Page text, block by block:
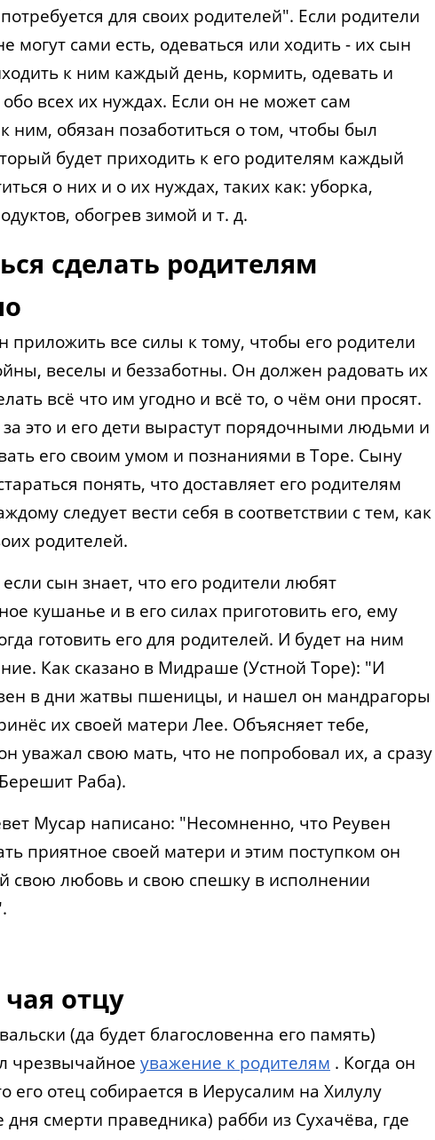
для своих родителей". Если родители
могут сами есть, одеваться или ходить - их сын
к ним каждый день, кормить, одевать и
обо всех их нуждах. Если он не может сам
ним, обязан позаботиться о том, чтобы был
будет приходить к его родителям каждый
о них и о их нуждах, таких как: уборка,
обогрев зимой и т. д.
сделать родителям
приложить все силы к тому, чтобы его родители
веселы и беззаботны. Он должен радовать их
всё что им угодно и всё то, о чём они просят.
за это и его дети вырастут порядочными людьми и
его своим умом и познаниями в Торе. Сыну
понять, что доставляет его родителям
следует вести себя в соответствии с тем, как
родителей.
если сын знает, что его родители любят
кушанье и в его силах приготовить его, ему
готовить его для родителей. И будет на ним
Как сказано в Мидраше (Устной Торе): "И
в дни жатвы пшеницы, и нашел он мандрагоры
их своей матери Лее. Объясняет тебе,
уважал свою мать, что не попробовал их, а сразу
Раба).
Мусар написано: "Несомненно, что Реувен
приятное своей матери и этим поступком он
свою любовь и свою спешку в исполнении
отцу
(да будет благословенна его память)
чрезвычайное уважение к родителям . Когда он
его отец собирается в Иерусалим на Хилулу
дня смерти праведника) рабби из Сухачёва, где